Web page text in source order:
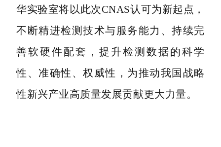
华实验室将以此次CNAS认可为新起点，
不断精进检测技术与服务能力、持续完
善软硬件配套，提升检测数据的科学
性、准确性、权威性，为推动我国战略
性新兴产业高质量发展贡献更大力量。